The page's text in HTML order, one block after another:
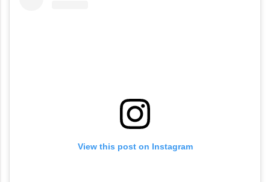
View this post on Instagram